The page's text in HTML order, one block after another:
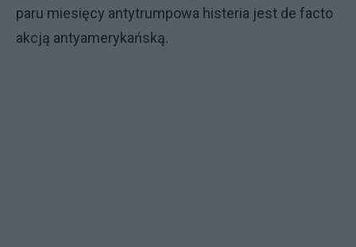
paru miesięcy antytrumpowa histeria jest de facto
akcją antyamerykańską.